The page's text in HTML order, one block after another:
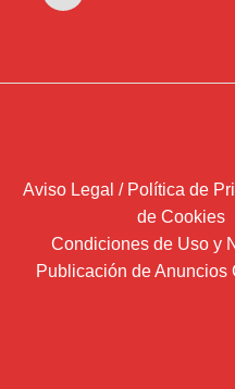
Aviso Legal / Política de
de Cookies
Condiciones de Uso y
Publicación de Anuncios